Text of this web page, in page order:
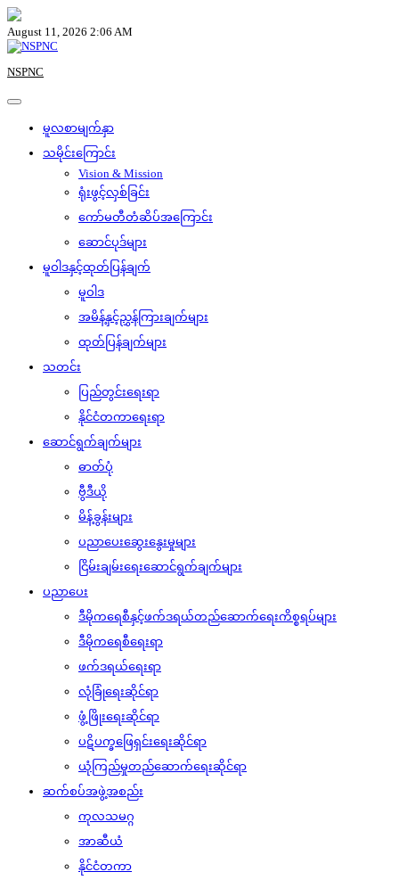
Skip
to
content
August 11, 2026 2:06 AM
NSPNC
မူလစာမျက်နှာ
သမိုင်းကြောင်း
Vision & Mission
ရုံးဖွင့်လှစ်ခြင်း
ကော်မတီတံဆိပ်အကြောင်း
ဆောင်ပုဒ်များ
မူဝါဒနှင့်ထုတ်ပြန်ချက်
မူဝါဒ
အမိန့်နှင့်ညွှန်ကြားချက်များ
ထုတ်ပြန်ချက်များ
သတင်း
ပြည်တွင်းရေးရာ
နိုင်ငံတကာရေးရာ
ဆောင်ရွက်ချက်များ
ဓာတ်ပုံ
ဗွီဒီယို
မိန့်ခွန်းများ
ပညာပေးဆွေးနွေးမှုများ
ငြိမ်းချမ်းရေးဆောင်ရွက်ချက်များ
ပညာပေး
ဒီမိုကရေစီနှင့်ဖက်ဒရယ်တည်ဆောက်‌ရေးကိစ္စရပ်များ
ဒီမိုကရေစီရေးရာ
ဖက်ဒရယ်ရေးရာ
လုံခြုံရေးဆိုင်ရာ
ဖွံ့ဖြိုးရေးဆိုင်ရာ
ပဋိပက္ခဖြေရှင်းရေးဆိုင်ရာ
ယုံကြည်မှုတည်ဆောက်ရေးဆိုင်ရာ
ဆက်စပ်အဖွဲ့အစည်း
ကုလသမဂ္ဂ
အာဆီယံ
နိုင်ငံတကာ